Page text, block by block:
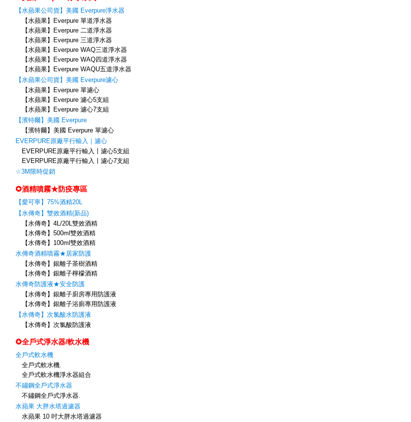
【水蘋果公司貨】美國 Everpure淨水器
【水蘋果】Everpure 單道淨水器
【水蘋果】Everpure 二道淨水器
【水蘋果】Everpure 三道淨水器
【水蘋果】Everpure WAQ三道淨水器
【水蘋果】Everpure WAQ四道淨水器
【水蘋果】Everpure WAQU五道淨水器
【水蘋果公司貨】美國 Everpure濾心
【水蘋果】Everpure 單濾心
【水蘋果】Everpure 濾心5支組
【水蘋果】Everpure 濾心7支組
【濱特爾】美國 Everpure
【濱特爾】美國 Everpure 單濾心
EVERPURE原廠平行輸入｜濾心
EVERPURE原廠平行輸入〡濾心5支組
EVERPURE原廠平行輸入〡濾心7支組
☆3M限時促銷
✪酒精噴霧★防疫專區
【愛可寧】75%酒精20L
【水傳奇】雙效酒精(新品)
【水傳奇】4L/20L雙效酒精
【水傳奇】500ml雙效酒精
【水傳奇】100ml雙效酒精
水傳奇酒精噴霧★居家防護
【水傳奇】銀離子茶樹酒精
【水傳奇】銀離子檸檬酒精
水傳奇防護液★安全防護
【水傳奇】銀離子廚房專用防護液
【水傳奇】銀離子浴廁專用防護液
【水傳奇】次氯酸水防護液
【水傳奇】次氯酸防護液
✪全戶式淨水器/軟水機
全戶式軟水機
全戶式軟水機.
全戶式軟水機淨水器組合
不鏽鋼全戶式淨水器
不鏽鋼全戶式淨水器.
水蘋果 大胖水塔過濾器
水蘋果 10 吋大胖水塔過濾器